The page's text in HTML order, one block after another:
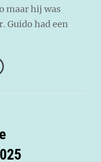
maar hij was
Guido had een